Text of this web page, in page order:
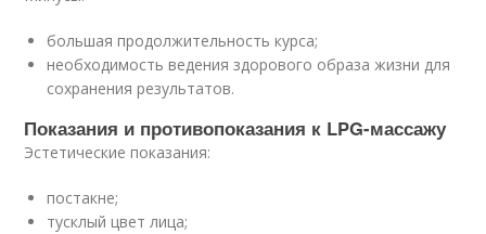
большая продолжительность курса;
необходимость ведения здорового образа жизни для
сохранения результатов.
Показания и противопоказания к LPG-массажу
Эстетические показания:
постакне;
тусклый цвет лица;